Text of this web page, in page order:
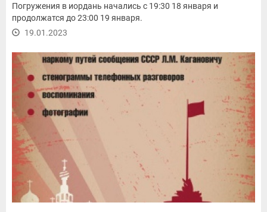
Погружения в иордань начались с 19:30 18 января и
продолжатся до 23:00 19 января.
19.01.2023